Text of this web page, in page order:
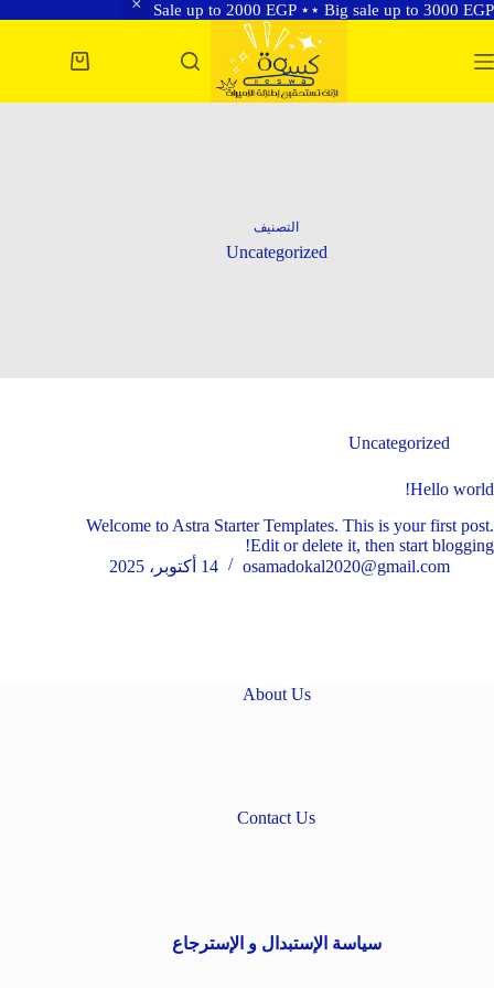
Sale up to 2000 EGP ⋆⋆ Big sale up to 3000 EGP
إلى
المحتوى
عربة
التصنيف
Uncategorized
Uncategorized
Hello world!
Welcome to Astra Starter Templates. This is your first post.
Edit or delete it, then start blogging!
osamadokal2020@gmail.com
14 أكتوبر، 2025
About Us
Contact Us
سياسة الإستبدال و الإسترجاع